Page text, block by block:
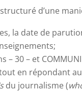
d’une
la date de
– 30 – et
en répondant
du journalisme (